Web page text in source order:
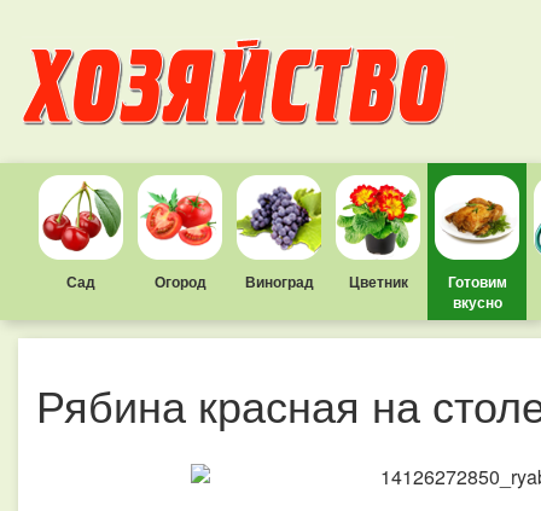
Сад Огород Виноград Цветник
Готовим
вкусно
Рябина красная на